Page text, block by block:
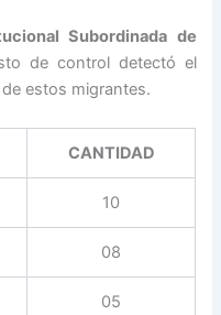
Subordinada de
de control detectó el
estos migrantes.
CANTIDAD
10
08
05